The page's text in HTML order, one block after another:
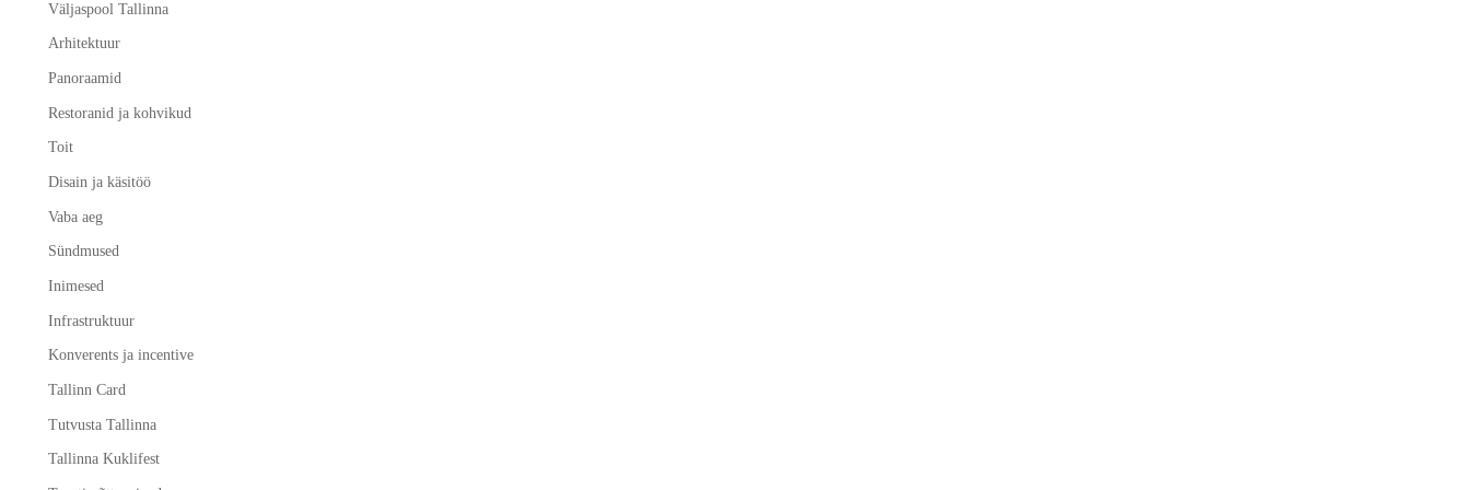
Väljaspool Tallinna
Arhitektuur
Panoraamid
Restoranid ja kohvikud
Toit
Disain ja käsitöö
Vaba aeg
Sündmused
Inimesed
Infrastruktuur
Konverents ja incentive
Tallinn Card
Tutvusta Tallinna
Tallinna Kuklifest